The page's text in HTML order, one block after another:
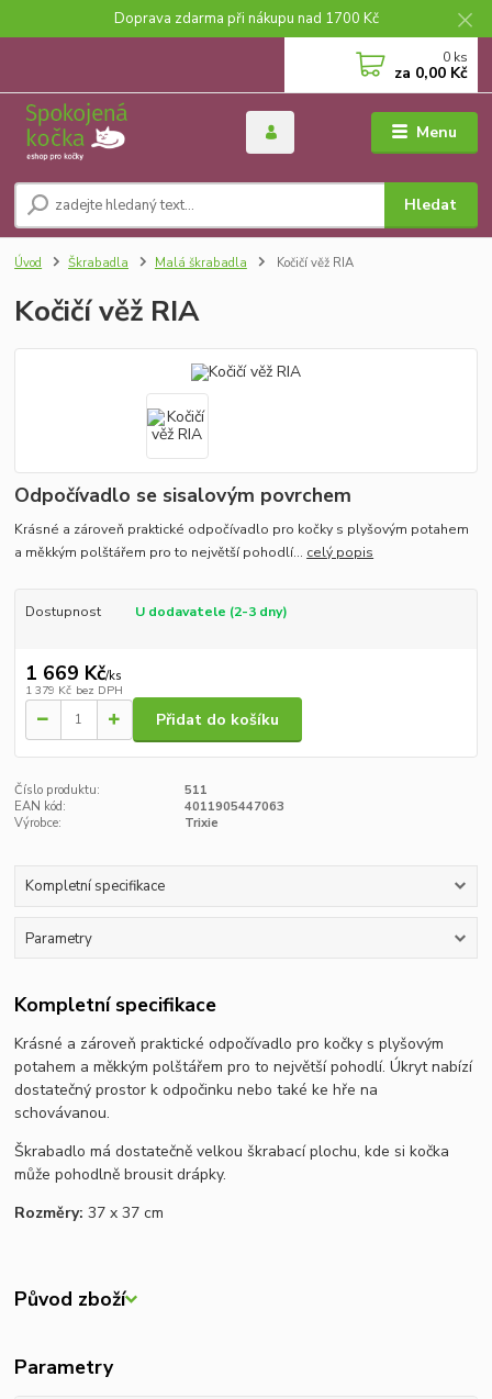
Doprava zdarma při nákupu nad 1700 Kč
Menu
Hledat
0 ks
za 0,00 Kč
Úvod Škrabadla Malá škrabadla Kočičí věž RIA
Kočičí věž RIA
Odpočívadlo se sisalovým povrchem
Krásné a zároveň praktické odpočívadlo pro kočky s plyšovým potahem
a měkkým polštářem pro to největší pohodlí... celý popis
Dostupnost U dodavatele (2-3 dny)
1 669 Kč/ks
1 379 Kč bez DPH
Přidat do košíku
Číslo produktu:
511
EAN kód:
4011905447063
Výrobce:
Trixie
Kompletní specifikace
Parametry
Kompletní specifikace
Krásné a zároveň praktické odpočívadlo pro kočky s plyšovým
potahem a měkkým polštářem pro to největší pohodlí. Úkryt nabízí
dostatečný prostor k odpočinku nebo také ke hře na
schovávanou.
Škrabadlo má dostatečně velkou škrabací plochu, kde si kočka
může pohodlně brousit drápky.
Rozměry: 37 x 37 cm
Původ zboží
Parametry